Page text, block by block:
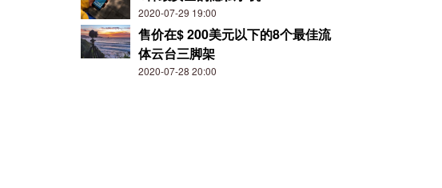
2020-07-29 19:00
售价在$ 200美元以下的8个最佳流
体云台三脚架
2020-07-28 20:00